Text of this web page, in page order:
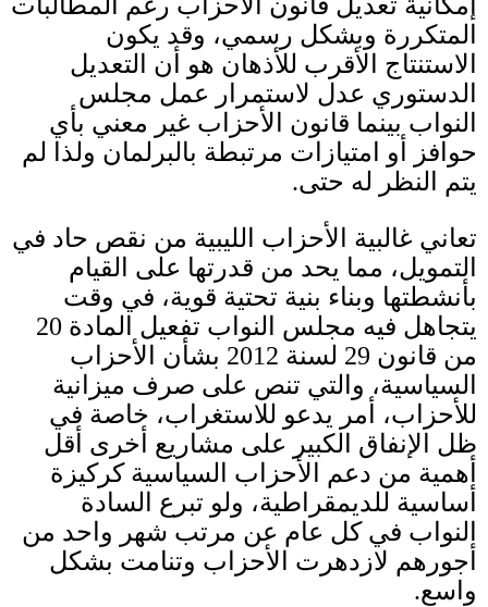
المتكررة وبشكل رسمي، وقد يكون
الاستنتاج الأقرب للأذهان هو أن التعديل
الدستوري عدل لاستمرار عمل مجلس
النواب بينما قانون الأحزاب غير معني بأي
حوافز أو امتيازات مرتبطة بالبرلمان ولذا لم
يتم النظر له حتى.
تعاني غالبية الأحزاب الليبية من نقص حاد في
التمويل، مما يحد من قدرتها على القيام
بأنشطتها وبناء بنية تحتية قوية، في وقت
يتجاهل فيه مجلس النواب تفعيل المادة 20
من قانون 29 لسنة 2012 بشأن الأحزاب
السياسية، والتي تنص على صرف ميزانية
للأحزاب، أمر يدعو للاستغراب، خاصة في
ظل الإنفاق الكبير على مشاريع أخرى أقل
أهمية من دعم الأحزاب السياسية كركيزة
أساسية للديمقراطية، ولو تبرع السادة
النواب في كل عام عن مرتب شهر واحد من
أجورهم لازدهرت الأحزاب وتنامت بشكل
واسع.